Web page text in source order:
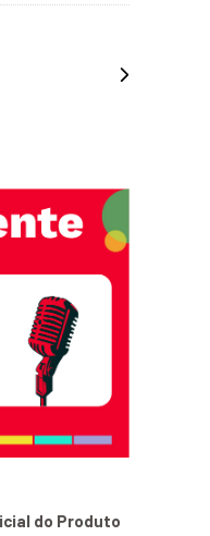
do Produto